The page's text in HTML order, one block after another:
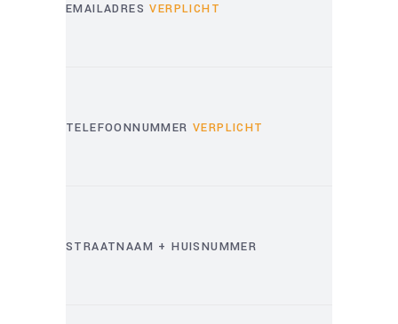
EMAILADRESVERPLICHT
TELEFOONNUMMER VERPLICHT
STRAATNAAM + HUISNUMMER